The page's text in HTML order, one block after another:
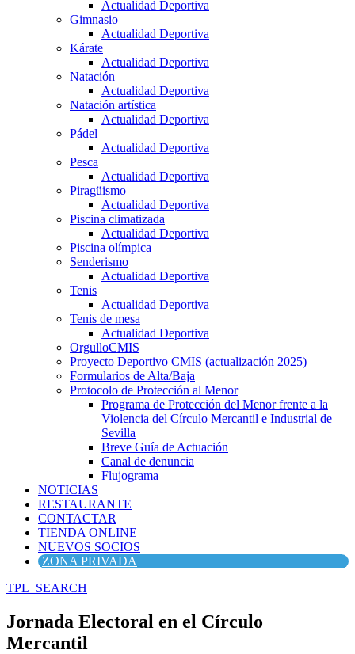
Actualidad Deportiva
Gimnasio
Actualidad Deportiva
Kárate
Actualidad Deportiva
Natación
Actualidad Deportiva
Natación artística
Actualidad Deportiva
Pádel
Actualidad Deportiva
Pesca
Actualidad Deportiva
Piragüismo
Actualidad Deportiva
Piscina climatizada
Actualidad Deportiva
Piscina olímpica
Senderismo
Actualidad Deportiva
Tenis
Actualidad Deportiva
Tenis de mesa
Actualidad Deportiva
OrgulloCMIS
Proyecto Deportivo CMIS (actualización 2025)
Formularios de Alta/Baja
Protocolo de Protección al Menor
Programa de Protección del Menor frente a la
Violencia del Círculo Mercantil e Industrial de
Sevilla
Breve Guía de Actuación
Canal de denuncia
Flujograma
NOTICIAS
RESTAURANTE
CONTACTAR
TIENDA ONLINE
NUEVOS SOCIOS
ZONA PRIVADA
TPL_SEARCH
Jornada Electoral en el Círculo
Mercantil